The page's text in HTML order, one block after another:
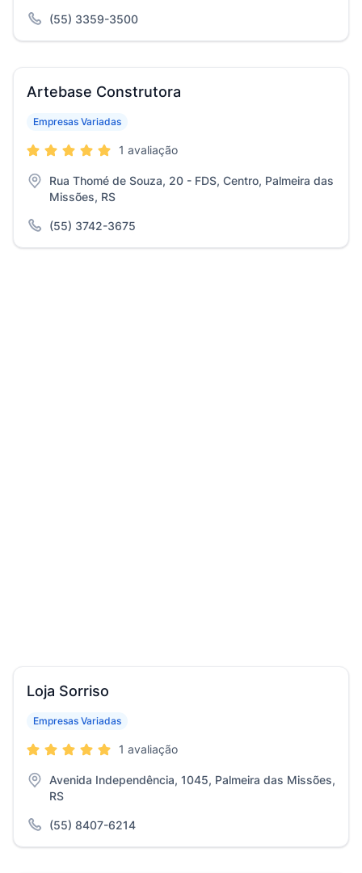
(55) 3359-3500
Artebase Construtora
Empresas Variadas
1 avaliação
Rua Thomé de Souza, 20 - FDS, Centro, Palmeira das
Missões, RS
(55) 3742-3675
Loja Sorriso
Empresas Variadas
1 avaliação
Avenida Independência, 1045, Palmeira das Missões,
RS
(55) 8407-6214